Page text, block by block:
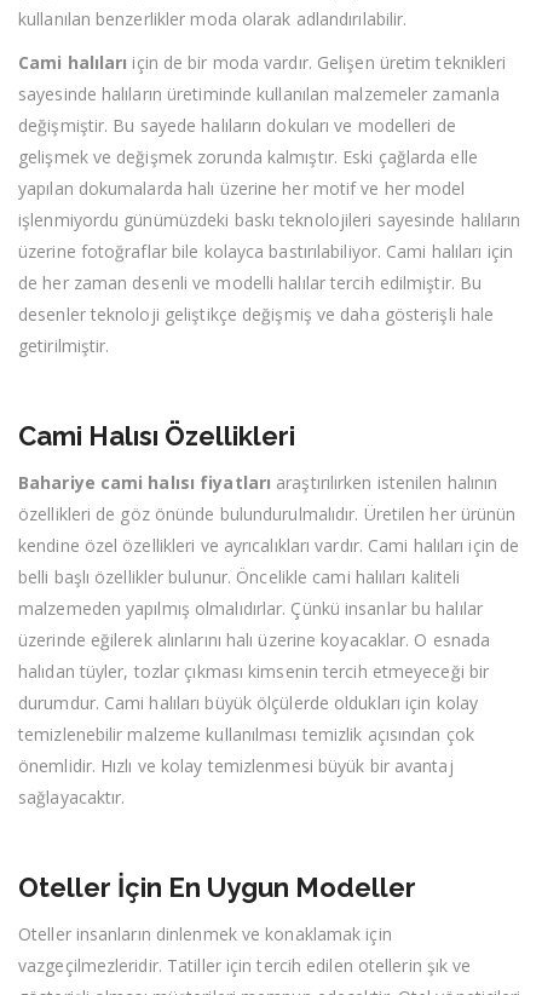
kullanılan benzerlikler moda olarak adlandırılabilir.
Cami halıları için de bir moda vardır. Gelişen üretim teknikleri
sayesinde halıların üretiminde kullanılan malzemeler zamanla
değişmiştir. Bu sayede halıların dokuları ve modelleri de
gelişmek ve değişmek zorunda kalmıştır. Eski çağlarda elle
yapılan dokumalarda halı üzerine her motif ve her model
işlenmiyordu günümüzdeki baskı teknolojileri sayesinde halıların
üzerine fotoğraflar bile kolayca bastırılabiliyor. Cami halıları için
de her zaman desenli ve modelli halılar tercih edilmiştir. Bu
desenler teknoloji geliştikçe değişmiş ve daha gösterişli hale
getirilmiştir.
Cami Halısı Özellikleri
Bahariye cami halısı fiyatları araştırılırken istenilen halının
özellikleri de göz önünde bulundurulmalıdır. Üretilen her ürünün
kendine özel özellikleri ve ayrıcalıkları vardır. Cami halıları için de
belli başlı özellikler bulunur. Öncelikle cami halıları kaliteli
malzemeden yapılmış olmalıdırlar. Çünkü insanlar bu halılar
üzerinde eğilerek alınlarını halı üzerine koyacaklar. O esnada
halıdan tüyler, tozlar çıkması kimsenin tercih etmeyeceği bir
durumdur. Cami halıları büyük ölçülerde oldukları için kolay
temizlenebilir malzeme kullanılması temizlik açısından çok
önemlidir. Hızlı ve kolay temizlenmesi büyük bir avantaj
sağlayacaktır.
Oteller İçin En Uygun Modeller
Oteller insanların dinlenmek ve konaklamak için
vazgeçilmezleridir. Tatiller için tercih edilen otellerin şık ve